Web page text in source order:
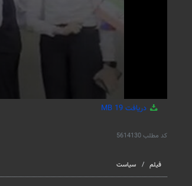
دریافت 19 MB
کد مطلب5614130
فیلم سیاست